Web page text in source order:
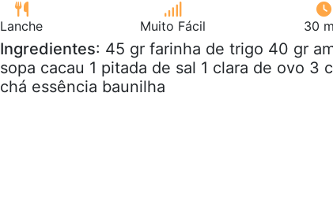
Lanche Muito Fácil 30
Ingredientes: 45 gr farinha de trigo 40 gr
sopa cacau 1 pitada de sal 1 clara de ovo 3
chá essência baunilha